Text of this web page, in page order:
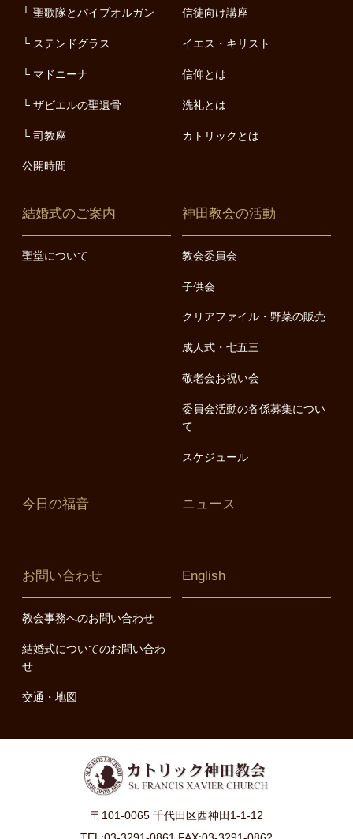
聖歌隊とパイプオルガン
ステンドグラス
マドニーナ
ザビエルの聖遺骨
司教座
公開時間
信徒向け講座
イエス・キリスト
信仰とは
洗礼とは
カトリックとは
結婚式のご案内
聖堂について
神田教会の活動
教会委員会
子供会
クリアファイル・野菜の販売
成人式・七五三
敬老会お祝い会
委員会活動の各係募集につい
て
スケジュール
今日の福音 ニュース
お問い合わせ
教会事務へのお問い合わせ
結婚式についてのお問い合わ
せ
交通・地図
English
〒101-0065 千代田区西神田1-1-12